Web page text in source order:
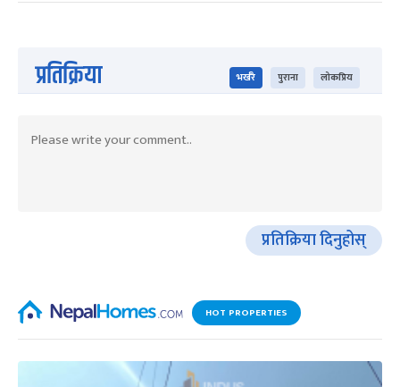
प्रतिक्रिया भर्खरै पुराना लोकप्रिय
प्रतिक्रिया दिनुहोस्
HOT PROPERTIES